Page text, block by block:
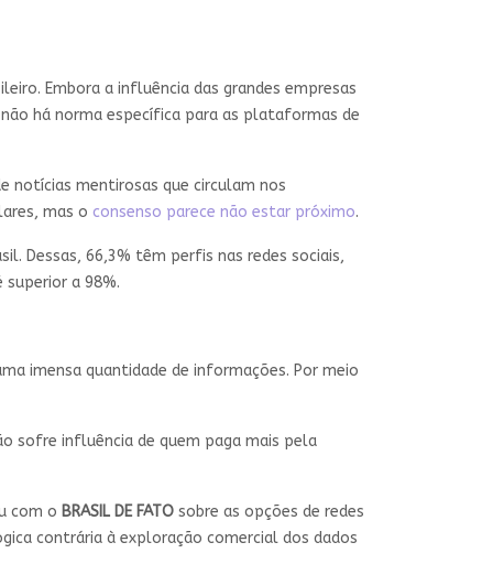
Embora a influência das grandes empresas
há norma específica para as plataformas de
mentirosas que circulam nos
mas o consenso parece não estar próximo.
Dessas, 66,3% têm perfis nas redes sociais,
a 98%.
imensa quantidade de informações. Por meio
sofre influência de quem paga mais pela
com o BRASIL DE FATO sobre as opções de redes
contrária à exploração comercial dos dados